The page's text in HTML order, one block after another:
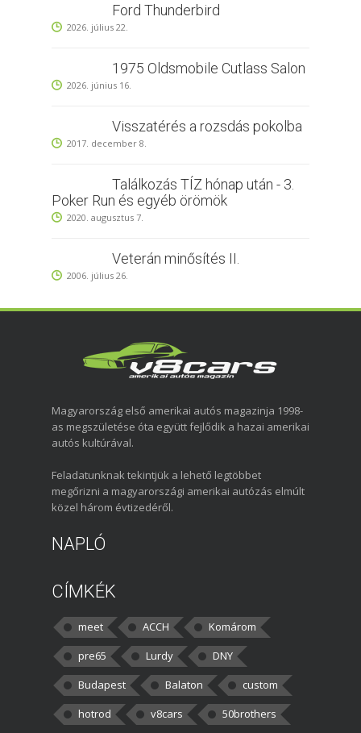
Ford Thunderbird
2026. július 22.
1975 Oldsmobile Cutlass Salon
2026. június 16.
Visszatérés a rozsdás pokolba
2017. december 8.
Találkozás TÍZ hónap után - 3.
Poker Run és egyéb örömök
2020. augusztus 7.
Veterán minősítés II.
2006. július 26.
Magyarország első amerikai autós magazinja 1998-
as megszületése óta együtt fejlődik a hazai amerikai
autós kultúrával.
Feladatunknak tekintjük a lehető legtöbbet
megőrizni a magyarországi amerikai autózás elmúlt
közel három évtizedéről.
NAPLÓ
CÍMKÉK
meet ACCH
Komárom
pre65
Lurdy
DNY
Budapest
Balaton
custom
hotrod
v8cars 50brothers